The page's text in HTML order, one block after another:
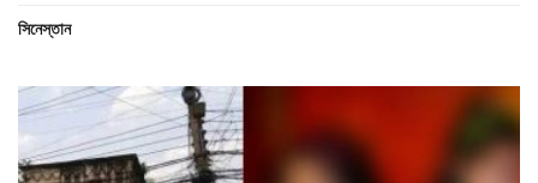
সিনেস্তান